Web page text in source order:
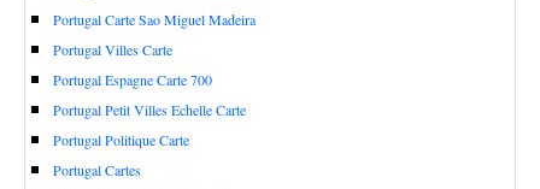
Portugal Carte Sao Miguel Madeira
Portugal Villes Carte
Portugal Espagne Carte 700
Portugal Petit Villes Echelle Carte
Portugal Politique Carte
Portugal Cartes